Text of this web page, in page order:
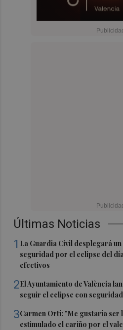
Últimas Noticias
1 La Guardia Civil desplegará
seguridad por el eclipse del
efectivos
2El Ayuntamiento de València
seguir el eclipse con seguridad
3Carmen Ortí: "Me gustaría ser
estimulado el cariño por el